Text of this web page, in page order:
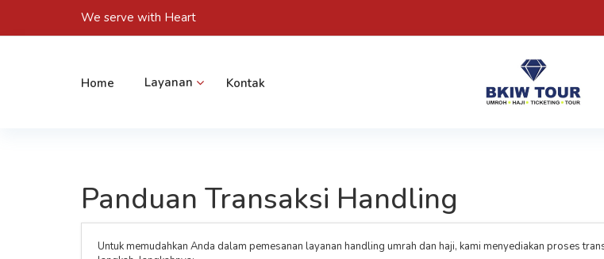
We serve with Heart
Home Layanan Kontak
Panduan Transaksi Handling
Untuk memudahkan Anda dalam pemesanan layanan handling umrah dan haji, kami menyediakan proses